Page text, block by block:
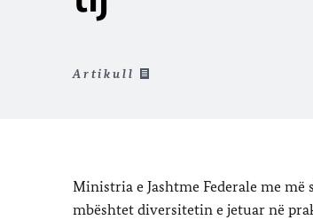
Artikull
Ministria e Jashtme Federale me më
mbështet diversitetin e jetuar në